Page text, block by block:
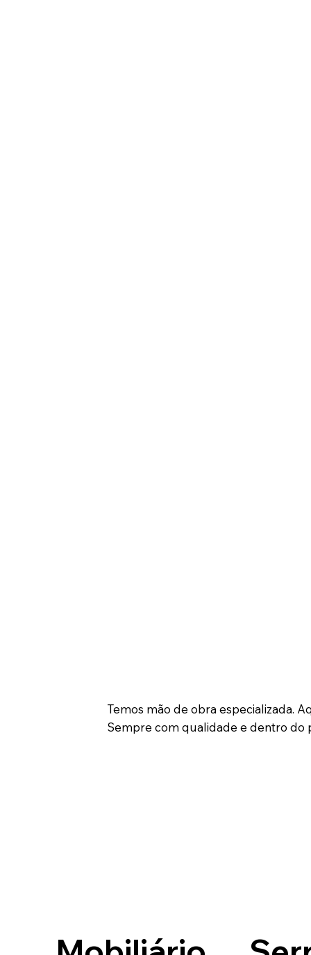
Temos mão de obra especializada.
Sempre com qualidade e dentro do